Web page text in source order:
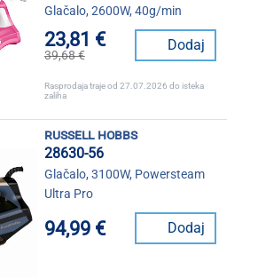
Glačalo, 2600W, 40g/min
23,81 €
39,68 €
Dodaj
Rasprodaja traje od 27.07.2026 do isteka
zaliha
russell hobbs
28630-56
Glačalo, 3100W, Powersteam
Ultra Pro
94,99 € Dodaj